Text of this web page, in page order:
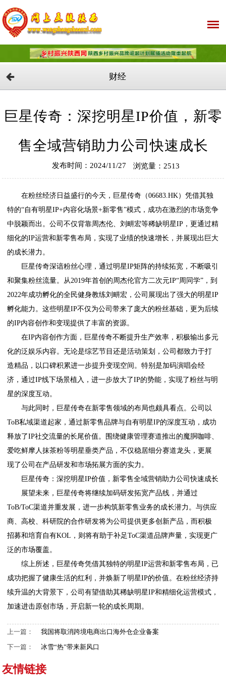
财经
巨星传奇：深挖明星IP价值，新零
售全域营销助力公司快速成长
发布时间：2024/11/27 浏览量：2513
在粉丝经济日益盛行的今天，巨星传奇（06683.HK）凭借其独
特的“自有明星IP+内容化场景+新零售”模式，成功在激烈的市场竞争
中脱颖而出。公司不仅背靠周杰伦、刘畊宏等稀缺明星IP，更通过精
细化的IP运营和新零售布局，实现了业绩的快速增长，并展现出巨大
的成长潜力。
巨星传奇深谙粉丝心理，通过明星IP矩阵的持续拓宽，不断吸引
和聚集粉丝流量。从2019年首创的周杰伦官方二次元IP“周同学”，到
2022年成功孵化的全民健身教练刘畊宏，公司展现出了强大的明星IP
孵化能力。这些明星IP不仅为公司带来了庞大的粉丝基础，更为后续
的IP内容创作和变现提供了丰富的资源。
在IP内容创作方面，巨星传奇不断提升生产效率，积极输出多元
化的泛娱乐内容。无论是综艺节目还是活动策划，公司都致力于打
造精品，以口碑积累进一步提升变现空间。特别是加码演唱会经
济，通过IP线下场景植入，进一步放大了IP的势能，实现了粉丝与明
星的深度互动。
与此同时，巨星传奇在新零售领域的布局也颇具看点。公司以
ToB私域渠道起家，通过新零售品牌与自有明星IP的深度互动，成功
释放了IP社交流量的长尾价值。围绕健康管理赛道推出的魔胴咖啡、
爱吃鲜摩人抹茶粉等明星垂类产品，不仅稳居细分赛道龙头，更展
现了公司在产品研发和市场拓展方面的实力。
巨星传奇：深挖明星IP价值，新零售全域营销助力公司快速成长
展望未来，巨星传奇将继续加码研发拓宽产品线，并通过
ToB/ToC渠道并重发展，进一步构筑新零售业务的成长潜力。与供应
商、高校、科研院的合作研发将为公司提供更多创新产品，而积极
招募和培育自有KOL，则将有助于补足ToC渠道品牌声量，实现更广
泛的市场覆盖。
综上所述，巨星传奇凭借其独特的明星IP运营和新零售布局，已
成功把握了健康生活的红利，并焕新了明星IP的价值。在粉丝经济持
续升温的大背景下，公司有望借助其稀缺明星IP和精细化运营模式，
加速进击原创市场，开启新一轮的成长周期。
上一篇：
我国将取消跨境电商出口海外仓企业备案
下一篇：
冰雪“热”带来新风口
友情链接